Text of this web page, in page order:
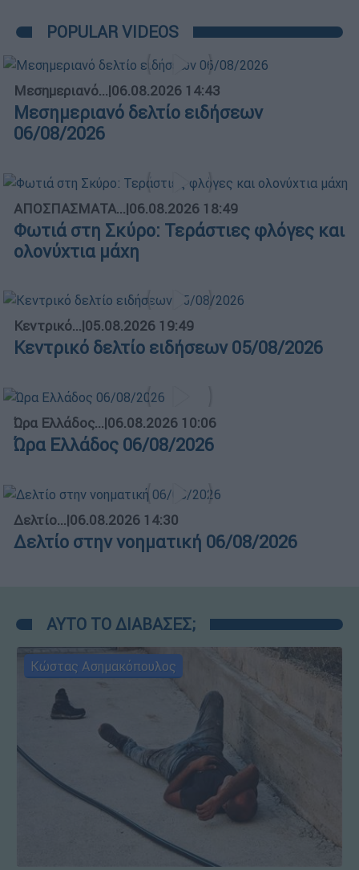
POPULAR VIDEOS
Μεσημεριανό...|06.08.2026 14:43
Μεσημεριανό δελτίο ειδήσεων
06/08/2026
ΑΠΟΣΠΑΣΜΑΤΑ...|06.08.2026 18:49
Φωτιά στη Σκύρο: Τεράστιες φλόγες και
ολονύχτια μάχη
Κεντρικό...|05.08.2026 19:49
Κεντρικό δελτίο ειδήσεων 05/08/2026
Ώρα Ελλάδος...|06.08.2026 10:06
Ώρα Ελλάδος 06/08/2026
Δελτίο...|06.08.2026 14:30
Δελτίο στην νοηματική 06/08/2026
ΑΥΤΟ ΤΟ ΔΙΑΒΑΣΕΣ;
Κώστας Ασημακόπουλος